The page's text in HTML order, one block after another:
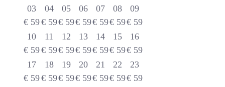
03
€ 59
04
€ 59
05
€ 59
06
€ 59
07
€ 59
08
€ 59
09
€ 59
10
€ 59
11
€ 59
12
€ 59
13
€ 59
14
€ 59
15
€ 59
16
€ 59
17
€ 59
18
€ 59
19
€ 59
20
€ 59
21
€ 59
22
€ 59
23
€ 59